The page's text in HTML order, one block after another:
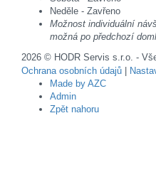
Neděle - Zavřeno
Možnost individuální
možná po předchozí
2026 © HODR Servis s.r.o. -
Ochrana osobních údajů |
Made by AZC
Admin
Zpět nahoru